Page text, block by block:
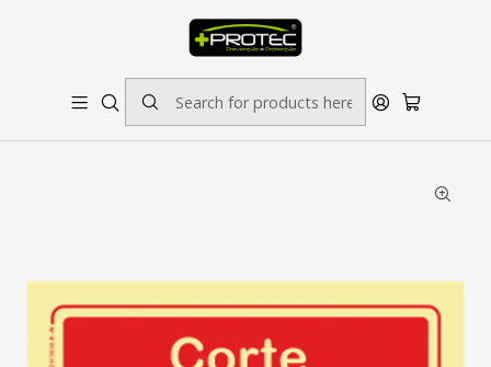
SOLICITE ORÇAMENTO PARA ESTAMPADOS/BORDADOS // SINALÉTICA:
OUTRAS DIMENSÕES SOB CONSULTA
Home Sinalética Incêndio Sinal de Corte de Gás